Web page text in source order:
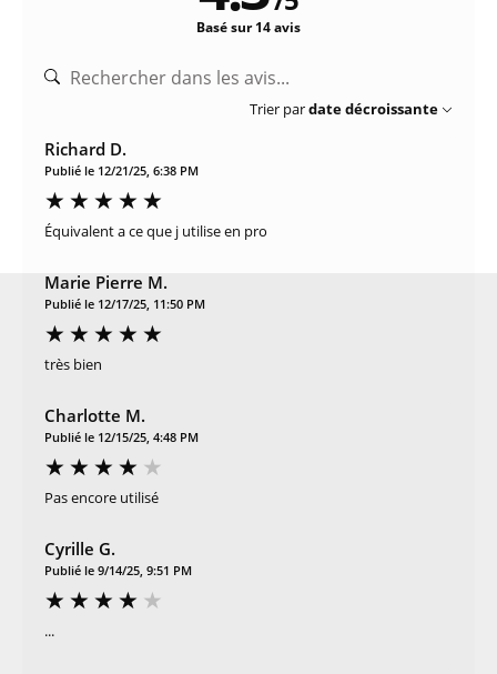
Basé sur 14 avis
Trier pardate décroissante
Richard D.
Publié le 12/21/25, 6:38 PM
Équivalent a ce que j utilise en pro
Marie Pierre M.
Publié le 12/17/25, 11:50 PM
très bien
Charlotte M.
Publié le 12/15/25, 4:48 PM
Pas encore utilisé
Cyrille G.
Publié le 9/14/25, 9:51 PM
...